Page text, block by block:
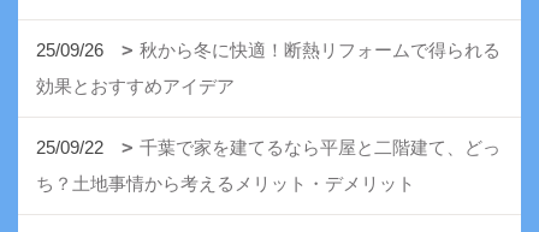
25/09/26
秋から冬に快適！断熱リフォームで得られる
効果とおすすめアイデア
25/09/22
千葉で家を建てるなら平屋と二階建て、どっ
ち？土地事情から考えるメリット・デメリット